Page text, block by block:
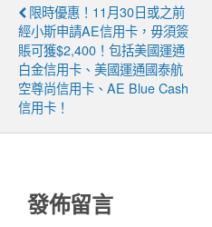
限時優惠！11月30日或之前
經小斯申請AE信用卡，毋須簽
賬可獲$2,400！包括美國運通
白金信用卡、美國運通國泰航
空尊尚信用卡、AE Blue Cash
信用卡！
發佈留言